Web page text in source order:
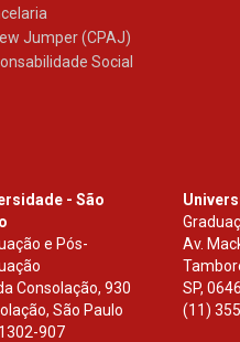
Jumper (CPAJ)
Social
- São
e Pós-
Consolação, 930
São Paulo
907
Av.
SP,
(11)